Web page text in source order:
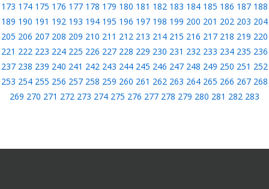
173 174 175 176 177 178 179 180 181 182 183 184 185 186 187 188
189 190 191 192 193 194 195 196 197 198 199 200 201 202 203 204
205 206 207 208 209 210 211 212 213 214 215 216 217 218 219 220
221 222 223 224 225 226 227 228 229 230 231 232 233 234 235 236
237 238 239 240 241 242 243 244 245 246 247 248 249 250 251 252
253 254 255 256 257 258 259 260 261 262 263 264 265 266 267 268
269 270 271 272 273 274 275 276 277 278 279 280 281 282 283